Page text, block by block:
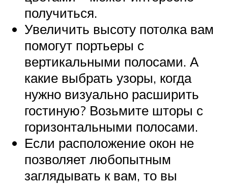
получиться.
Увеличить высоту потолка вам
помогут портьеры с
вертикальными полосами. А
какие выбрать узоры, когда
нужно визуально расширить
гостиную? Возьмите шторы с
горизонтальными полосами.
Если расположение окон не
позволяет любопытным
заглядывать к вам, то вы